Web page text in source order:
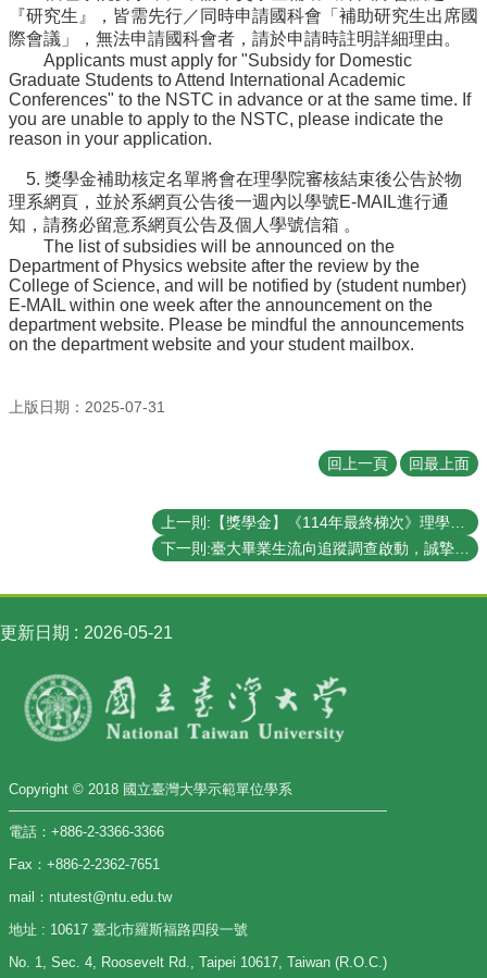
『研究生』，皆需先行／同時申請國科會「補助研究生出席國
際會議」，無法申請國科會者，請於申請時註明詳細理由。
Applicants must apply for "Subsidy for Domestic
Graduate Students to Attend International Academic
Conferences" to the NSTC in advance or at the same time. If
you are unable to apply to the NSTC, please indicate the
reason in your application.
5. 獎學金補助核定名單將會在理學院審核結束後公告於物
理系網頁， 並於系網頁公告後一週內以學號E-MAIL進行通
知， 請務必留意系網頁公告及個人學號信箱 。
The list of subsidies will be announced on the
Department of Physics website after the review by the
College of Science, and will be notified by (student number)
E-MAIL within one week after the announcement on the
department website. Please be mindful the announcements
on the department website and your student mailbox.
上版日期：2025-07-31
回上一頁 回最上面
更新日期 2026-05-21
Copyright © 2018 國立臺灣大學示範單位學系
電話：+886-2-3366-3366
Fax：+886-2-2362-7651
mail：ntutest@ntu.edu.tw
地址 : 10617 臺北市羅斯福路四段一號
No. 1, Sec. 4, Roosevelt Rd., Taipei 10617, Taiwan (R.O.C.)